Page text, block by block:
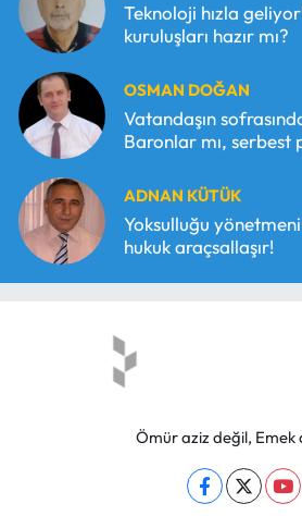
Teknoloji hızla
kuruluşları hazır mı?
OSMAN DOĞAN
Vatandaşın
Baronlar mı, serbest
ADNAN KÜTÜK
Yoksulluğu
hukuk araçsallaşır!
Ömür aziz değil, Emek